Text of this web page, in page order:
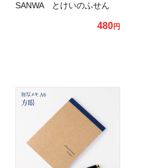
SANWA とけいのふせん
480円